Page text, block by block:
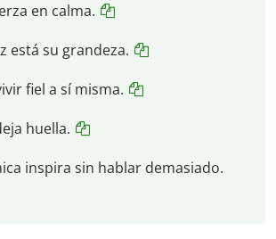
en calma.
está su grandeza.
fiel a sí misma.
huella.
inspira sin hablar demasiado.